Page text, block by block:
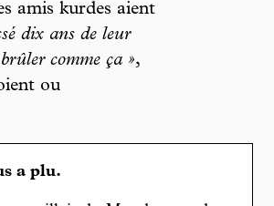
amis kurdes aient
dix ans de leur
comme ça »,
ou
a plu.